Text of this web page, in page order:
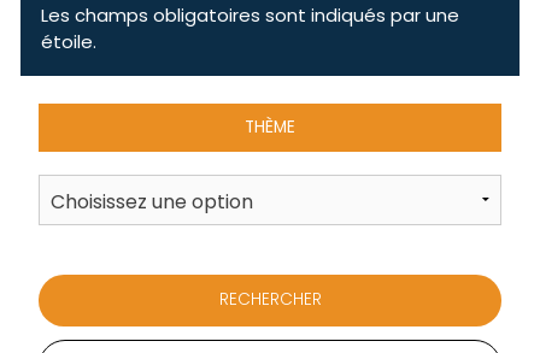
Les champs obligatoires sont indiqués par une
étoile.
THÈME